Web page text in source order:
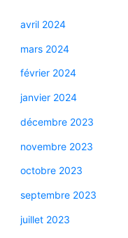
avril 2024
mars 2024
février 2024
janvier 2024
décembre 2023
novembre 2023
octobre 2023
septembre 2023
juillet 2023